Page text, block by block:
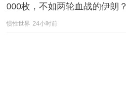
000枚，不如两轮血战的伊朗？
惯性世界 24小时前